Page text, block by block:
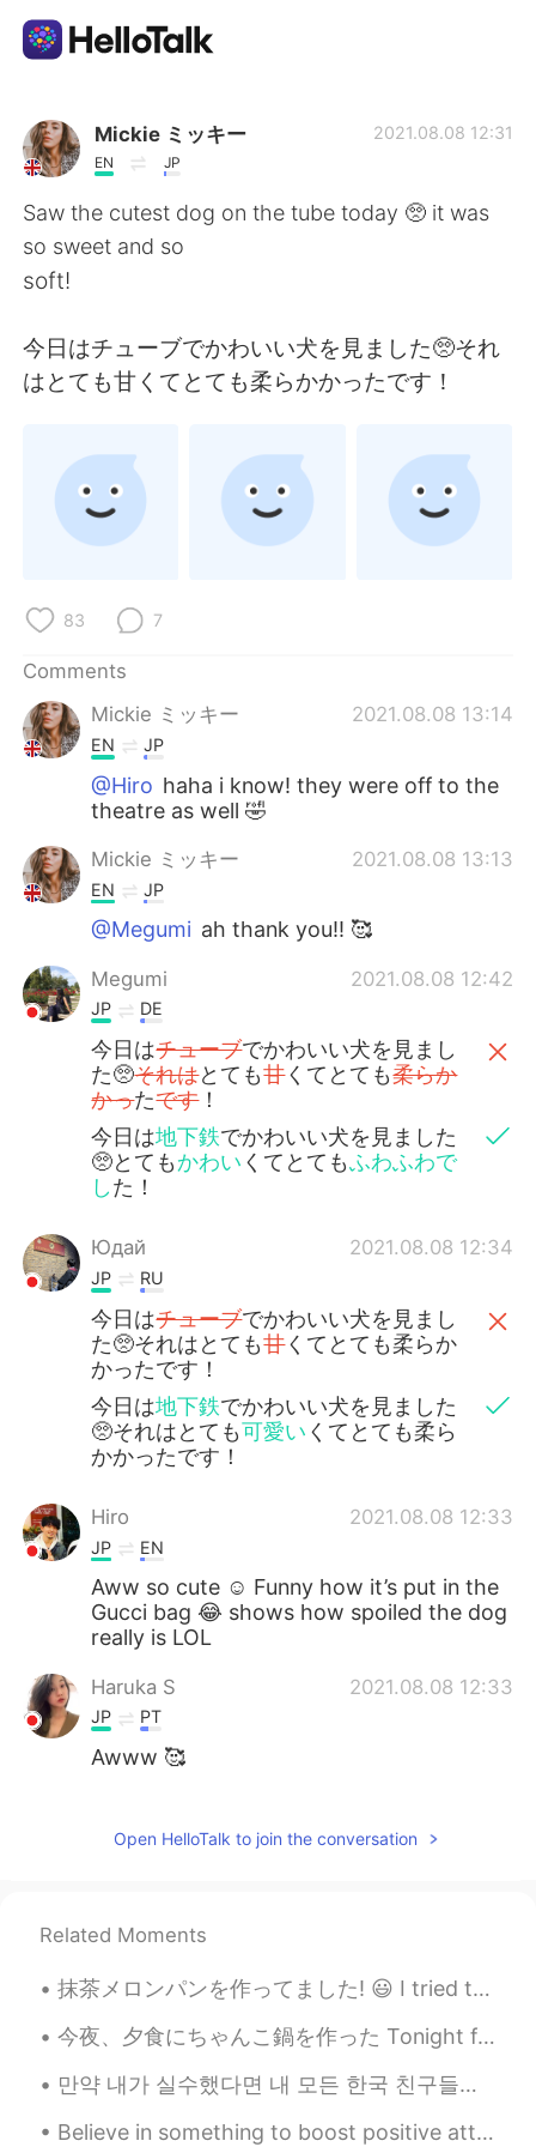
Language Exchange App
AI Grammar Checker
English
简体中文 繁體中文
Français Deutsch
日本語 한국어
Русский
Indonesia
Türkçe
Português
Mickie ミッキー
EN JP
2021.08.08 12:31
Saw the cutest dog on the tube today 🥺 it was
so sweet and so
soft!
今日はチューブでかわいい犬を見ました🥺それ
はとても甘くてとても柔らかかったです！
83 7
Comments
Mickie ミッキー
2021.08.08 13:14
EN JP
@Hiro haha i know! they were off to the
theatre as well 🤣
Mickie ミッキー 2021.08.08 13:13
EN JP
@Megumi ah thank you!! 🥰
Megumi 2021.08.08 12:42
JP DE
今日はチューブでかわいい犬を見まし
た🥺それはとても甘くてとても柔らか
かったです！
今日は地下鉄でかわいい犬を見ました
🥺とてもかわい くてとてもふわふわで
した！
Юдай 2021.08.08 12:34
JP RU
今日はチューブでかわいい犬を見まし
た🥺それはとても甘くてとても柔らか
かったです！
今日は地下鉄でかわいい犬を見ました
🥺それはとても可愛い くてとても柔ら
かかったです！
Hiro 2021.08.08 12:33
JP EN
Aww so cute ☺️ Funny how it’s put in the
Gucci bag 😂 shows how spoiled the dog
really is LOL
Haruka S 2021.08.08 12:33
JP PT
Awww 🥰
EN
Open HelloTalk to join the conversation
Related Moments
抹茶メロンパンを作ってました! 😃 I tried to bake Matcha melonpan for the first time. I haven't baked anything i...
今夜、夕食にちゃんこ鍋を作った Tonight for dinner I made Chanko Hotpot 入れた肉はえび、鶏胸肉、そして手作り鶏団子 For the meats I pu...
만약 내가 실수했다면 내 모든 한국 친구들에게 나를 고쳐줘. 🤗❤️😊☺️👍🏻✌🏻📖💜💙💚📚🖋️🖊️📝 After freedom was restored to South Korea ...
Believe in something to boost positive attitude💕 ☀I believe I'll go to the beach.... So I just di...